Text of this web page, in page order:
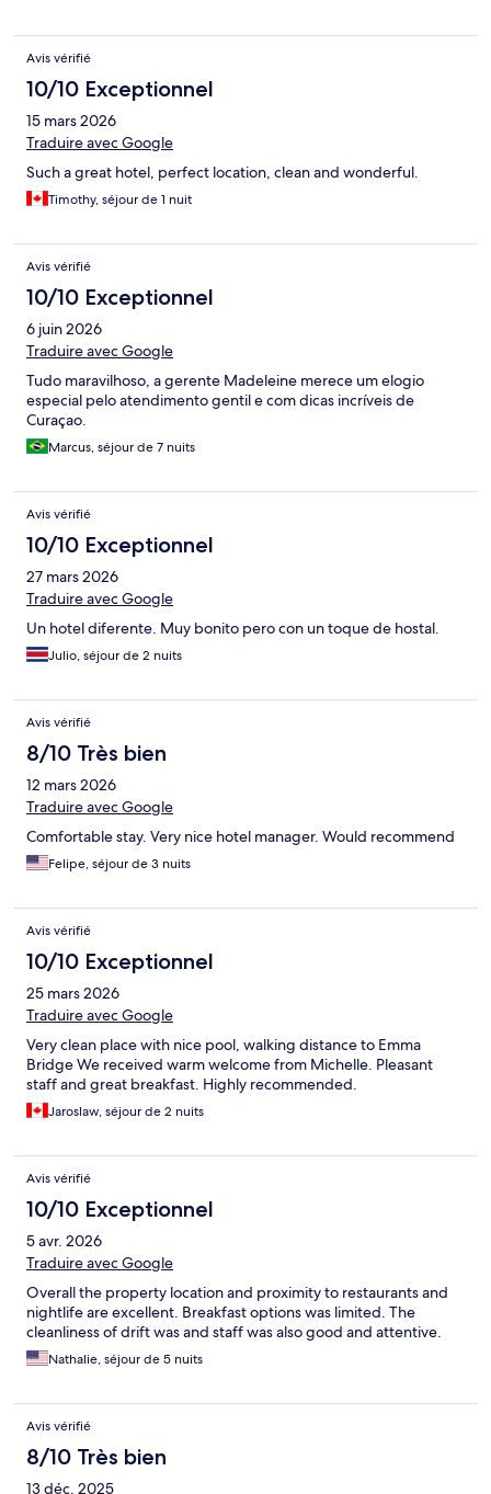
Avis vérifié
10/10 Exceptionnel
15 mars 2026
Traduire avec Google
Such a great hotel, perfect location, clean and wonderful.
Timothy, séjour de 1 nuit
Avis vérifié
10/10 Exceptionnel
6 juin 2026
Traduire avec Google
Tudo maravilhoso, a gerente Madeleine merece um elogio
especial pelo atendimento gentil e com dicas incríveis de
Curaçao.
Marcus, séjour de 7 nuits
Avis vérifié
10/10 Exceptionnel
27 mars 2026
Traduire avec Google
Un hotel diferente. Muy bonito pero con un toque de hostal.
Julio, séjour de 2 nuits
Avis vérifié
8/10 Très bien
12 mars 2026
Traduire avec Google
Comfortable stay. Very nice hotel manager. Would recommend
Felipe, séjour de 3 nuits
Avis vérifié
10/10 Exceptionnel
25 mars 2026
Traduire avec Google
Very clean place with nice pool, walking distance to Emma
Bridge We received warm welcome from Michelle. Pleasant
staff and great breakfast. Highly recommended.
Jaroslaw, séjour de 2 nuits
Avis vérifié
10/10 Exceptionnel
5 avr. 2026
Traduire avec Google
Overall the property location and proximity to restaurants and
nightlife are excellent. Breakfast options was limited. The
cleanliness of drift was and staff was also good and attentive.
Nathalie, séjour de 5 nuits
Avis vérifié
8/10 Très bien
13 déc. 2025